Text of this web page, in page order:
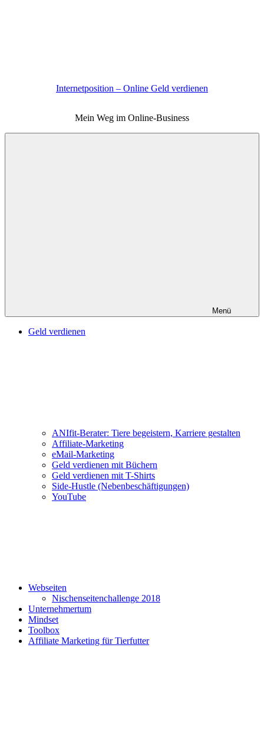
Internetposition – Online Geld verdienen
Mein Weg im Online-Business
Menü
Geld verdienen
ANIfit-Berater: Tiere begeistern, Karriere gestalten
Affiliate-Marketing
eMail-Marketing
Geld verdienen mit Büchern
Geld verdienen mit T-Shirts
Side-Hustle (Nebenbeschäftigungen)
YouTube
Webseiten
Nischenseitenchallenge 2018
Unternehmertum
Mindset
Toolbox
Affiliate Marketing für Tierfutter